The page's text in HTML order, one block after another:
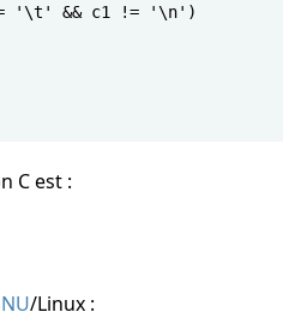
'\t' && c1 != '\n')
C est :
/Linux :